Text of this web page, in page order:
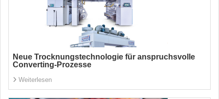
Neue Trocknungstechnologie für anspruchsvolle
Converting-Prozesse
Weiterlesen